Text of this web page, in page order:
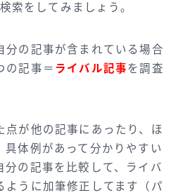
索をしてみましょう。
分の記事が含まれている場合
の記事＝ ライバル記事を調査
点が他の記事にあったり、ほ
具体例があって分かりやすい
分の記事を比較して、ライバ
ように加筆修正してます（パ